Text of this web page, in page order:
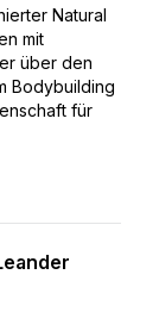
Natural
mit
über den
Bodybuilding
für